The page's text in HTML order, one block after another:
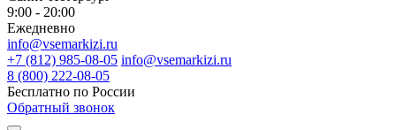
9:00 - 20:00
Ежедневно
info@vsemarkizi.ru
+7 (812) 985-08-05 info@vsemarkizi.ru
8 (800) 222-08-05
Бесплатно по России
Обратный звонок